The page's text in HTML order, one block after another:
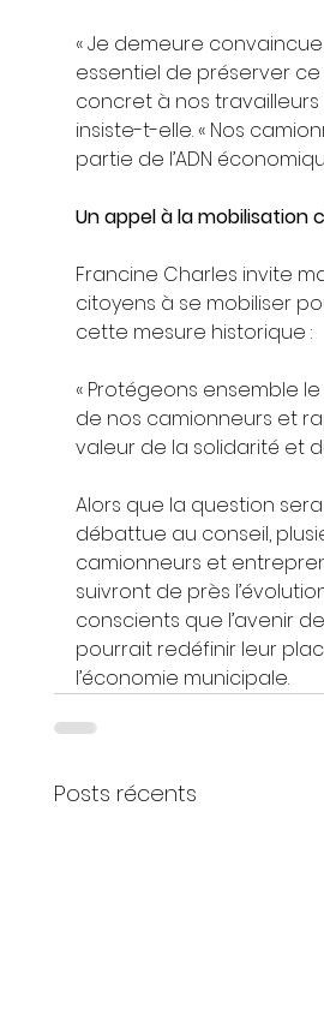
« Je demeure convaincue
essentiel de préserver
concret à nos travailleurs
insiste-t-elle. « Nos
partie de l’ADN
Un appel à la mobilisation
Francine Charles invite
citoyens à se mobiliser
cette mesure historique :
« Protégeons ensemble
de nos camionneurs et
valeur de la solidarité et
Alors que la question
débattue au conseil,
camionneurs et
suivront de près
conscients que l’avenir
pourrait redéfinir leur
l’économie municipale.
Posts récents